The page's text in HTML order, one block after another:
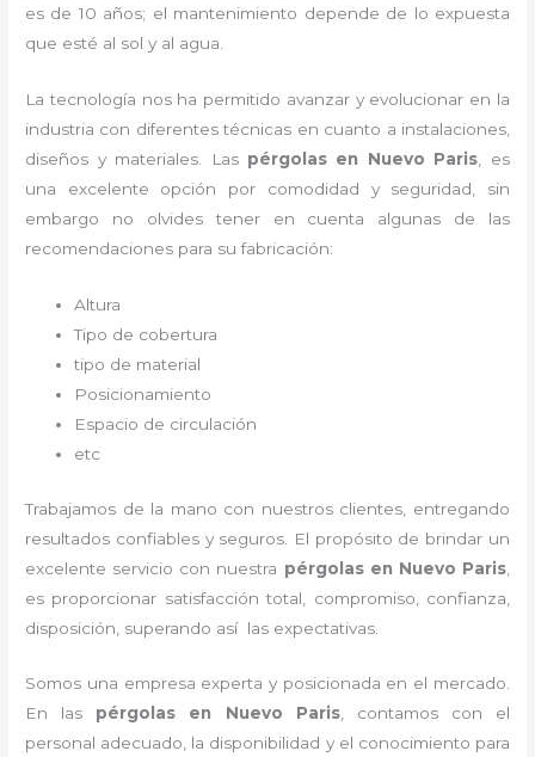
es de 10 años; el mantenimiento depende de lo expuesta
que esté al sol y al agua.
La tecnología nos ha permitido avanzar y evolucionar en la
industria con diferentes técnicas en cuanto a instalaciones,
diseños y materiales. Las pérgolas en Nuevo Paris , es
una excelente opción por comodidad y seguridad, sin
embargo no olvides tener en cuenta algunas de las
recomendaciones para su fabricación:
Altura
Tipo de cobertura
tipo de material
Posicionamiento
Espacio de circulación
etc
Trabajamos de la mano con nuestros clientes, entregando
resultados confiables y seguros. El propósito de brindar un
excelente servicio con nuestra pérgolas en Nuevo Paris,
es proporcionar satisfacción total, compromiso, confianza,
disposición, superando así las expectativas.
Somos una empresa experta y posicionada en el mercado.
En las pérgolas en Nuevo Paris, contamos con el
personal adecuado, la disponibilidad y el conocimiento para